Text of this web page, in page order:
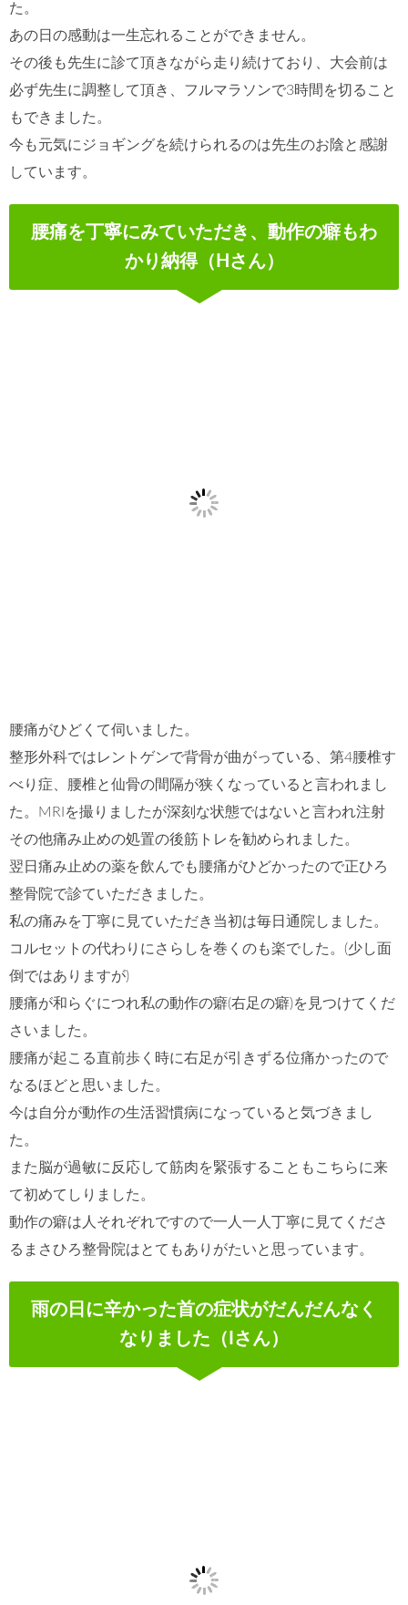
た。
あの日の感動は一生忘れることができません。
その後も先生に診て頂きながら走り続けており、大会前は
必ず先生に調整して頂き、フルマラソンで3時間を切ること
もできました。
今も元気にジョギングを続けられるのは先生のお陰と感謝
しています。
腰痛を丁寧にみていただき、動作の癖もわ
かり納得（Hさん）
腰痛がひどくて伺いました。
整形外科ではレントゲンで背骨が曲がっている、第4腰椎す
べり症、腰椎と仙骨の間隔が狭くなっていると言われまし
た。MRIを撮りましたが深刻な状態ではないと言われ注射
その他痛み止めの処置の後筋トレを勧められました。
翌日痛み止めの薬を飲んでも腰痛がひどかったので正ひろ
整骨院で診ていただきました。
私の痛みを丁寧に見ていただき当初は毎日通院しました。
コルセットの代わりにさらしを巻くのも楽でした。(少し面
倒ではありますが)
腰痛が和らぐにつれ私の動作の癖(右足の癖)を見つけてくだ
さいました。
腰痛が起こる直前歩く時に右足が引きずる位痛かったので
なるほどと思いました。
今は自分が動作の生活習慣病になっていると気づきまし
た。
また脳が過敏に反応して筋肉を緊張することもこちらに来
て初めてしりました。
動作の癖は人それぞれですので一人一人丁寧に見てくださ
るまさひろ整骨院はとてもありがたいと思っています。
雨の日に辛かった首の症状がだんだんなく
なりました（Iさん）